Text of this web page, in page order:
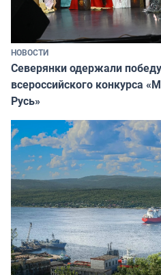
НОВОСТИ
Северянки одержали
всероссийского конкурса
Русь»